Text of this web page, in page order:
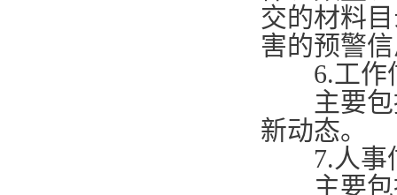
交的材料
害的预警
6.工作
主要包
新动态。
7. 人事
主要包